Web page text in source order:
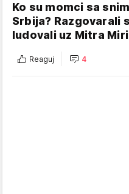
Ko su momci sa
Srbija? Razgovarali
ludovali uz Mitra
Reaguj 4